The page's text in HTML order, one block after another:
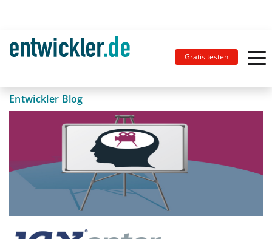
Gratis testen
Entwickler Blog